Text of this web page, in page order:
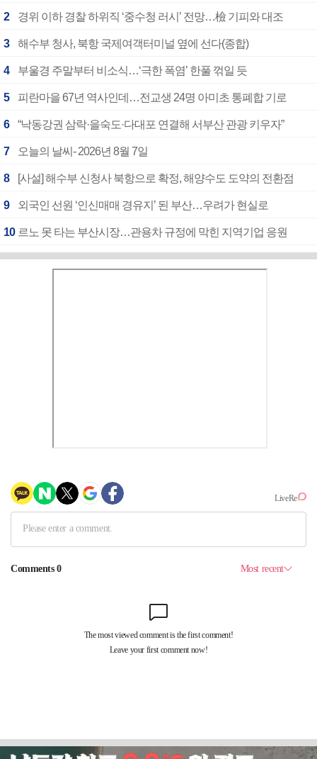
2 경위 이하 경찰 하위직 ‘중수청 러시’ 전망…檢 기피와 대조
3 해수부 청사, 북항 국제여객터미널 옆에 선다(종합)
4 부울경 주말부터 비소식…‘극한 폭염’ 한풀 꺾일 듯
5 피란마을 67년 역사인데…전교생 24명 아미초 통폐합 기로
6 “낙동강권 삼락·을숙도·다대포 연결해 서부산 관광 키우자”
7 오늘의 날씨- 2026년 8월 7일
8 [사설] 해수부 신청사 북항으로 확정, 해양수도 도약의 전환점
9 외국인 선원 ‘인신매매 경유지’ 된 부산…우려가 현실로
10 르노 못 타는 부산시장…관용차 규정에 막힌 지역기업 응원